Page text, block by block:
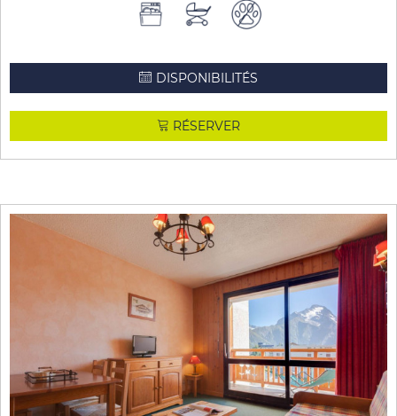
DISPONIBILITÉS
RÉSERVER